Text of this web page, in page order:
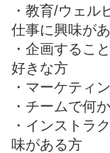
・教育/ウェル
仕事に興味が
・企画するこ
好きな方
・マーケティ
・チームで何
・インストラ
味がある方